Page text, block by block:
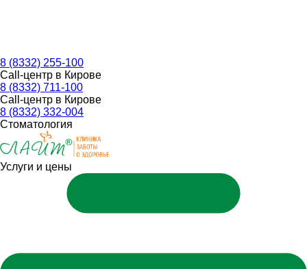
8 (8332) 255-100
Call-центр в Кирове
8 (8332) 711-100
Call-центр в Кирове
8 (8332) 332-004
Стоматология
Услуги и цены